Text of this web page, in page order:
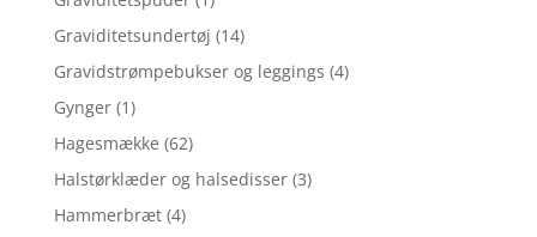
Graviditetsundertøj (14)
Gravidstrømpebukser og leggings (4)
Gynger (1)
Hagesmække (62)
Halstørklæder og halsedisser (3)
Hammerbræt (4)